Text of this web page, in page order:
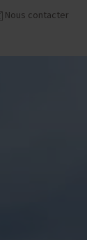
Nous contacter